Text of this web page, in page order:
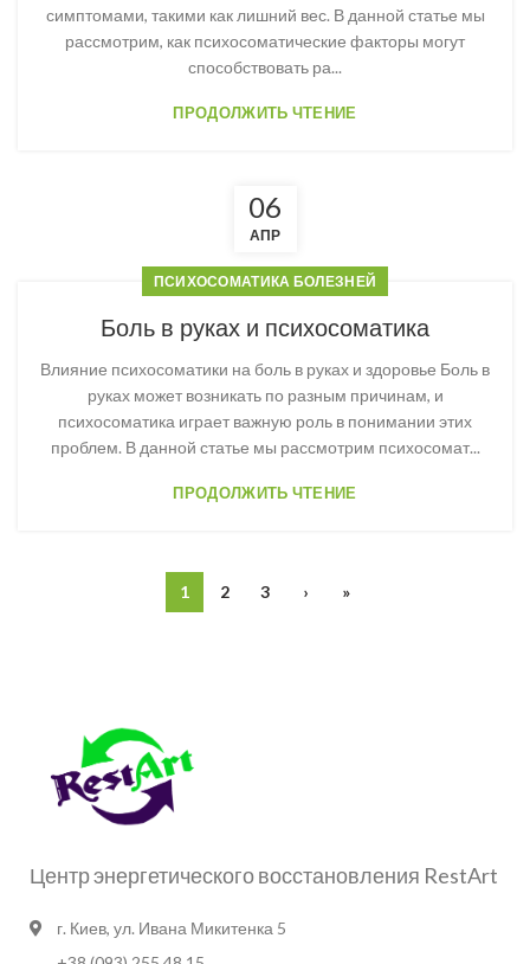
симптомами, такими как лишний вес. В данной статье мы
рассмотрим, как психосоматические факторы могут
способствовать ра...
ПРОДОЛЖИТЬ ЧТЕНИЕ
06
АПР
ПСИХОСОМАТИКА БОЛЕЗНЕЙ
Боль в руках и психосоматика
Влияние психосоматики на боль в руках и здоровье Боль в
руках может возникать по разным причинам, и
психосоматика играет важную роль в понимании этих
проблем. В данной статье мы рассмотрим психосомат...
ПРОДОЛЖИТЬ ЧТЕНИЕ
1 2 3 › »
Центр энергетического восстановления RestArt
г. Киев, ул. Ивана Микитенка 5